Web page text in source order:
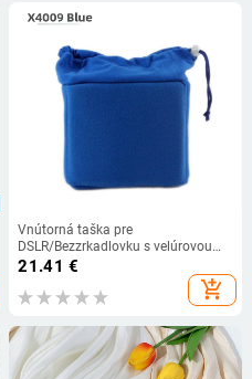
Vnútorná taška pre
DSLR/Bezzrkadlovku s velúrovou
podšívkou, proti nárazom a prachu,
uzatváranie šnúrkou, model X4009
21.41 €
add_shopping_cart